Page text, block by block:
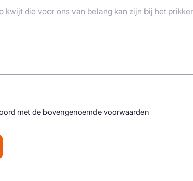
met de bovengenoemde voorwaarden